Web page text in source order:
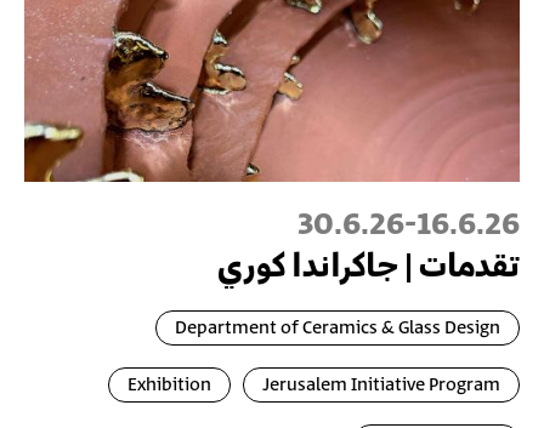
16.6.26
-
30.6.26
تقدمات | جاكراندا كوري
Department of Ceramics & Glass Design
Jerusalem Initiative Program
Exhibition